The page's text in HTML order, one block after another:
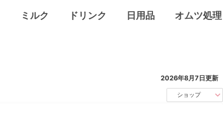
ミルク ドリンク 日用品 オムツ処理
2026年8月7日更新
ショップ